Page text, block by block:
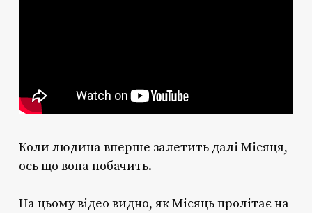
Коли людина вперше залетить далі Місяця,
ось що вона побачить.
На цьому відео видно, як Місяць пролітає на